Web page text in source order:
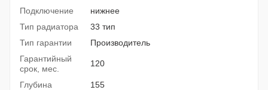
Подключение
нижнее
Тип радиатора
33 тип
Тип гарантии
Производитель
Гарантийный
срок, мес.
120
Глубина 155